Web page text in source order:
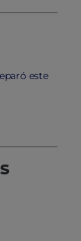
este